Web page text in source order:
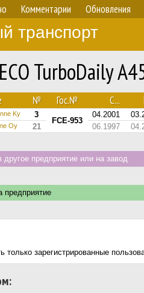
Комментарии Обновления
транспорт
TurboDaily
№ Гос.№ С...
Ky 3
FCE-953
04.2001
Oy 21 06.1997
предприятие или на завод
только зарегистрированные